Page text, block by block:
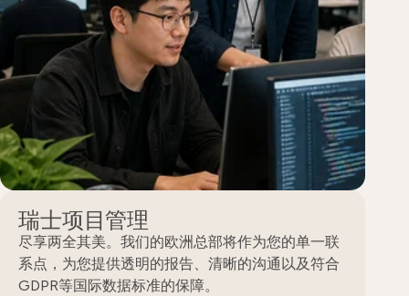
瑞士项目管理
尽享两全其美。我们的欧洲总部将作为您的单一联
系点，为您提供透明的报告、清晰的沟通以及符合
GDPR等国际数据标准的保障。